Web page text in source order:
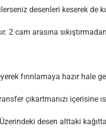
desenleri keserek de
2 cam arasına
fırınlamaya hazır hale
çıkartmanızı içerisine
desen alttaki